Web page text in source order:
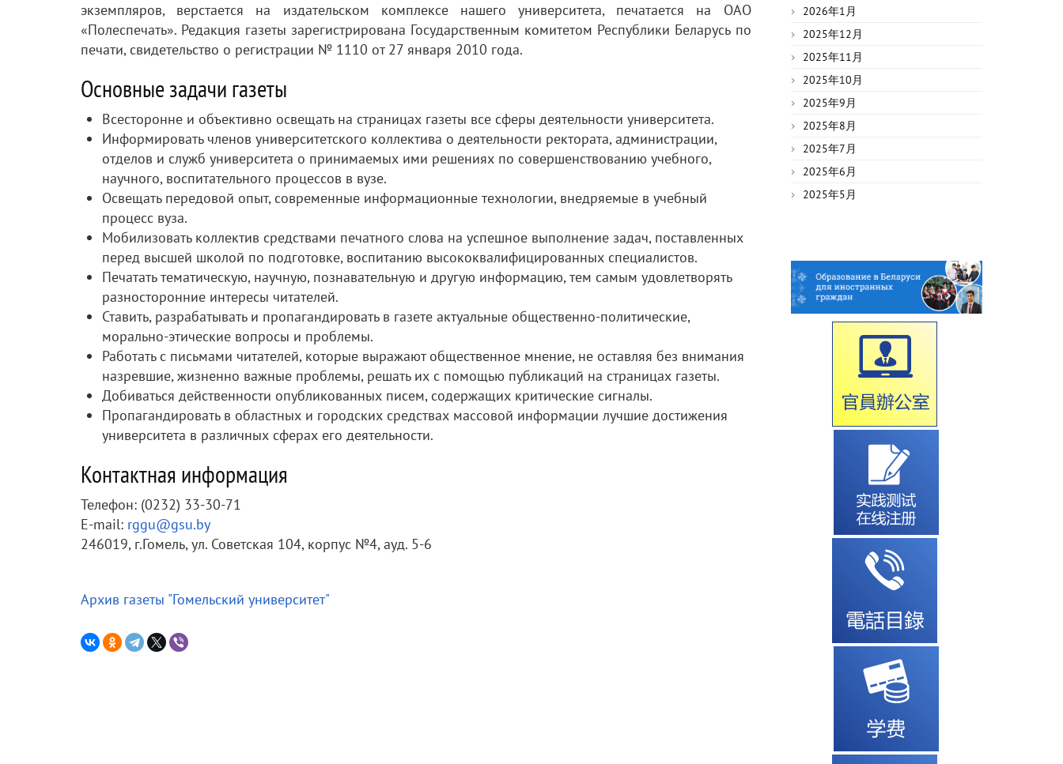
экземпляров, верстается на издательском комплексе нашего университета, печатается на ОАО
«Полеспечать». Редакция газеты зарегистрирована Государственным комитетом Республики Беларусь по
печати, свидетельство о регистрации № 1110 от 27 января 2010 года.
Основные задачи газеты
Всесторонне и объективно освещать на страницах газеты все сферы деятельности университета.
Информировать членов университетского коллектива о деятельности ректората, администрации,
отделов и служб университета о принимаемых ими решениях по совершенствованию учебного,
научного, воспитательного процессов в вузе.
Освещать передовой опыт, современные информационные технологии, внедряемые в учебный
процесс вуза.
Мобилизовать коллектив средствами печатного слова на успешное выполнение задач, поставленных
перед высшей школой по подготовке, воспитанию высококвалифицированных специалистов.
Печатать тематическую, научную, познавательную и другую информацию, тем самым удовлетворять
разносторонние интересы читателей.
Ставить, разрабатывать и пропагандировать в газете актуальные общественно-политические,
морально-этические вопросы и проблемы.
Работать с письмами читателей, которые выражают общественное мнение, не оставляя без внимания
назревшие, жизненно важные проблемы, решать их с помощью публикаций на страницах газеты.
Добиваться действенности опубликованных писем, содержащих критические сигналы.
Пропагандировать в областных и городских средствах массовой информации лучшие достижения
университета в различных сферах его деятельности.
Контактная информация
Телефон: (0232) 33-30-71
E-mail: rggu@gsu.by
246019, г.Гомель, ул. Советская 104, корпус №4, ауд. 5-6
Архив газеты "Гомельский университет"
2026年1月
2025年12月
2025年11月
2025年10月
2025年9月
2025年8月
2025年7月
2025年6月
2025年5月